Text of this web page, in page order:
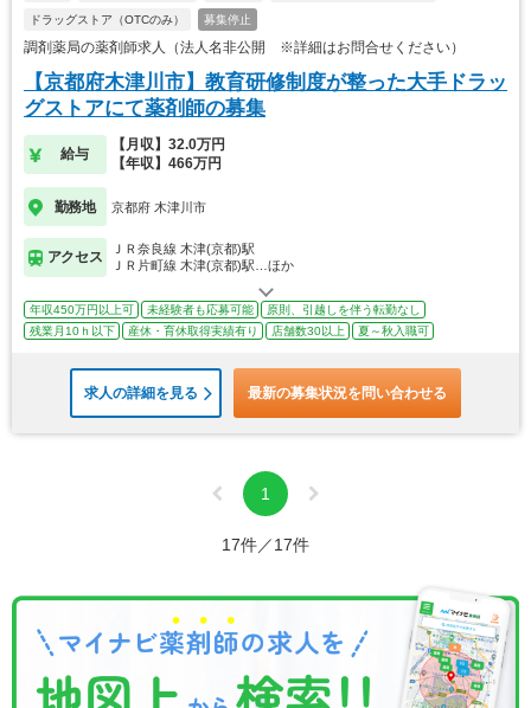
ドラッグストア（OTCのみ） 募集停止
調剤薬局の薬剤師求人（法人名非公開 ※詳細はお問合せください）
【京都府木津川市】教育研修制度が整った大手ドラッ
グストアにて薬剤師の募集
給与
【月収】32.0万円
【年収】466万円
勤務地 京都府 木津川市
アクセス
ＪＲ奈良線 木津(京都)駅
ＪＲ片町線 木津(京都)駅…ほか
年収450万円以上可 未経験者も応募可能
原則、引越しを伴う転勤なし
残業月10ｈ以下
産休・育休取得実績有り 店舗数30以上 夏～秋入職可
求人の詳細を見る 最新の募集状況を問い合わせる
1
17件／17件